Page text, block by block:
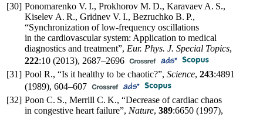
[30] Ponomarenko V. I., Prokhorov M. D., Karavaev A. S.,
Kiselev A. R., Gridnev V. I., Bezruchko B. P.,
“Synchronization of low-frequency oscillations
in the cardiovascular system: Application to medical
diagnostics and treatment”, Eur. Phys. J. Special Topics,
222:10 (2013), 2687–2696
[31] Pool R., “Is it healthy to be chaotic?”, Science, 243:4891
(1989), 604–607
[32] Poon C. S., Merrill C. K., “Decrease of cardiac chaos
in congestive heart failure”, Nature, 389:6650 (1997),